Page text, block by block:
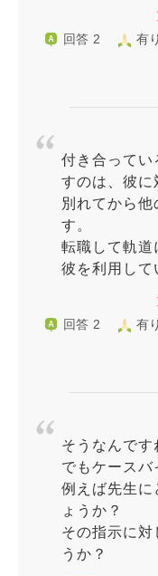
回答 2 有
付き合ってい
すのは、彼に
別れてから他
す。
転職して軌道
彼を利用して
回答 2 有
そうなんです
でもケースバ
例えば先生に
ょうか？
その指示に対
うか？